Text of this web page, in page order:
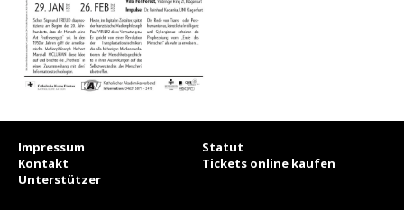
Impressum
Statut
Kontakt
Tickets online kaufen
Unterstützer